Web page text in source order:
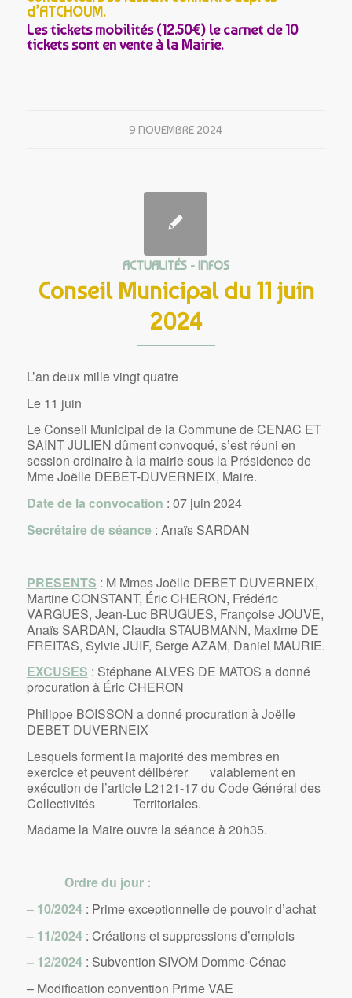
d’ATCHOUM.
Les tickets mobilités (12.50€) le carnet de 10
tickets sont en vente à la Mairie.
9 NOVEMBRE 2024
ACTUALITÉS - INFOS
Conseil Municipal du 11 juin
2024
L’an deux mille vingt quatre
Le 11 juin
Le Conseil Municipal de la Commune de CENAC ET
SAINT JULIEN dûment convoqué, s’est réuni en
session ordinaire à la mairie sous la Présidence de
Mme Joëlle DEBET-DUVERNEIX, Maire.
Date de la convocation : 07 juin 2024
Secrétaire de séance: Anaïs SARDAN
PRESENTS : M Mmes Joëlle DEBET DUVERNEIX,
Martine CONSTANT, Éric CHERON, Frédéric
VARGUES, Jean-Luc BRUGUES, Françoise JOUVE,
Anaïs SARDAN, Claudia STAUBMANN, Maxime DE
FREITAS, Sylvie JUIF, Serge AZAM, Daniel MAURIE.
EXCUSES : Stéphane ALVES DE MATOS a donné
procuration à Éric CHERON
Philippe BOISSON a donné procuration à Joëlle
DEBET DUVERNEIX
Lesquels forment la majorité des membres en
exercice et peuvent délibérer valablement en
exécution de l’article L2121-17 du Code Général des
Collectivités Territoriales.
Madame la Maire ouvre la séance à 20h35.
Ordre du jour :
– 10/2024: Prime exceptionnelle de pouvoir d’achat
– 11/2024: Créations et suppressions d’emplois
– 12/2024: Subvention SIVOM Domme-Cénac
– Modification convention Prime VAE